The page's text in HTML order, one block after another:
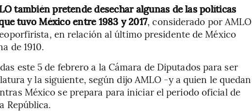
también pretende desechar algunas de las políticas
tuvo México entre 1983 y 2017, considerado por AMLO
en relación al último presidente de México
de 1910.
este 5 de febrero a la Cámara de Diputados para ser
y la siguiente, según dijo AMLO -y a quien le quedan
México se prepara para iniciar el periodo oficial de
República.